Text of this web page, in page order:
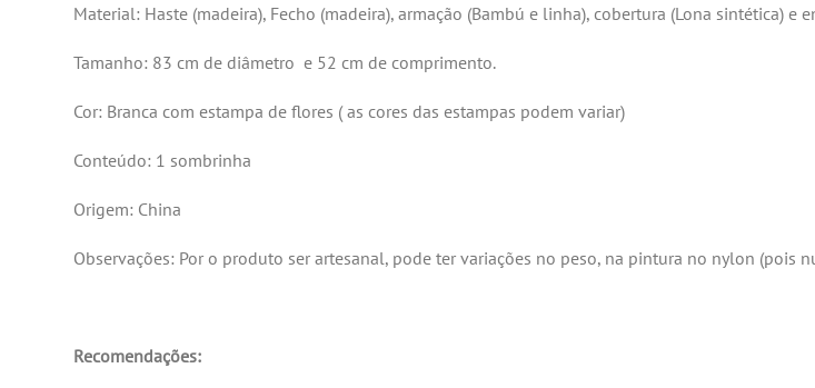
Material: Haste (madeira), Fecho (madeira), armação (Bambú e linha), cobertura (Lona sintética) e
Tamanho: 83 cm de diâmetro e 52 cm de comprimento.
Cor: Branca com estampa de flores ( as cores das estampas podem variar)
Conteúdo: 1 sombrinha
Origem: China
Observações: Por o produto ser artesanal, pode ter variações no peso, na pintura no nylon (pois
Recomendações: